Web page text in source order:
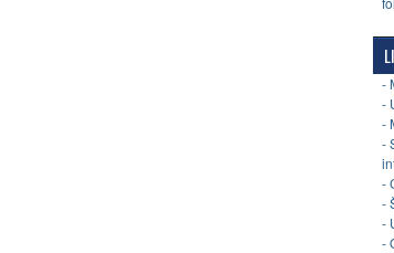
-
-
-
-
-
-
-
-